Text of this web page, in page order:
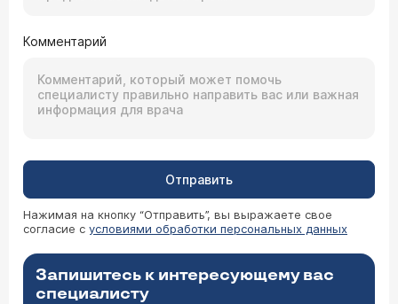
Комментарий
Отправить
Нажимая на кнопку “Отправить”, вы выражаете свое
согласие с условиями обработки персональных данных
Запишитесь к интересующему вас
специалисту